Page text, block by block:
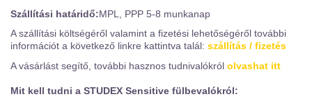
Szállítási határidő:MPL, PPP 5-8 munkanap
A szállítási költségéről valamint a fizetési lehetőségéről további
információt a következő linkre kattintva talál: szállítás / fizetés
A vásárlást segítő, további hasznos tudnivalókról olvashat itt
Mit kell tudni a STUDEX Sensitive fülbevalókról: